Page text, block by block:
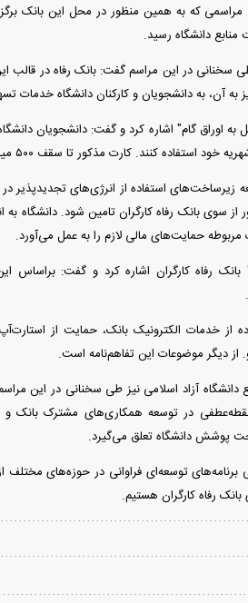
که به همین منظور در محل این بانک
دانشگاه رسید.
سخنانی در این مراسم گفت: بانک رفاه در قالب
آن، به دانشجویان و کارکنان دانشگاه خدمات
به اوراق گام" اشاره کرد و گفت: دانشجویان
مذکور تا سقف ۵۰۰ میلیون تومان با سود ۵.۲۵ و بازپرداخت ۲۴ ماهه صادر می‌شود.
زیرساخت‌های استفاده از انرژی‌های تجدیدپذیر
از سوی بانک رفاه کارگران تامین شود. دانشگاه
مربوطه حمایت‌های مالی لازم را به عمل می‌آورد.
رفاه کارگران اشاره کرد و گفت: براساس
از خدمات الکترونیک بانک، حمایت از
دیگر موضوعات این تفاهم‌نامه است.
آزاد اسلامی نیز طی سخنانی در این
نقطه‌عطفی در توسعه همکاری‌های مشترک
پوشش دانشگاه تعلق می‌گیرد.
برنامه‌های توسعه‌ای فراوانی در حوزه‌های مختلف
رفاه کارگران هستیم.
تهدید
میلی‌آمپرساعتی